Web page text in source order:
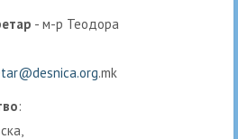
- м-р Теодора
.mk
: